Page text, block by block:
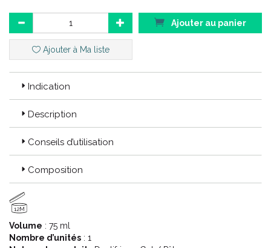
Code EAN : 8720182505569
Ajouter au panier
Ajouter à Ma liste
Indication
Description
Conseils d’utilisation
Composition
12M
Volume : 75 ml
Nombre d’unités : 1